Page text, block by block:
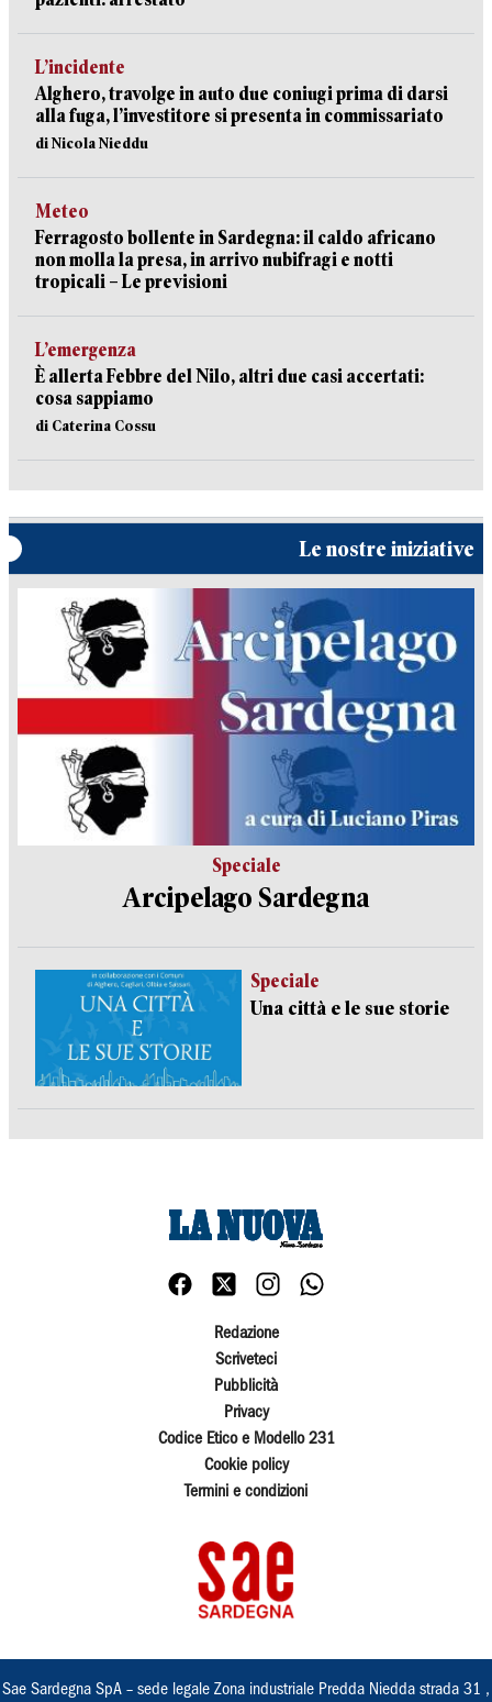
L’incidente
Alghero, travolge in auto due coniugi prima di darsi
alla fuga, l’investitore si presenta in commissariato
di Nicola Nieddu
Meteo
Ferragosto bollente in Sardegna: il caldo africano
non molla la presa, in arrivo nubifragi e notti
tropicali – Le previsioni
L’emergenza
È allerta Febbre del Nilo, altri due casi accertati:
cosa sappiamo
di Caterina Cossu
Le nostre iniziative
Speciale
Arcipelago Sardegna
Speciale
Una città e le sue storie
Redazione
Scriveteci
Pubblicità
Privacy
Codice Etico e Modello 231
Cookie policy
Termini e condizioni
Sae Sardegna SpA – sede legale Zona industriale Predda Niedda strada 31 ,